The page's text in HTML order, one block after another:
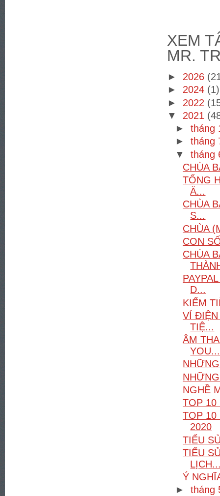
XEM
MR.
► 2026
► 2024 (1)
► 2022
▼ 2021
► tháng
► tháng
▼ tháng
CHÙA
TỔNG
Ă...
CHÙA
S...
CHÙA
CON
CHÙA
D...
KIẾM
VÍ
TIỆ...
ÂM
YOU...
NGHỀ
TOP 10
TOP 10
2020
TIỂU
TIỂU
Ý
► tháng